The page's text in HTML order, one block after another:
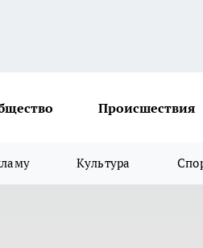
Происшествия
Культура